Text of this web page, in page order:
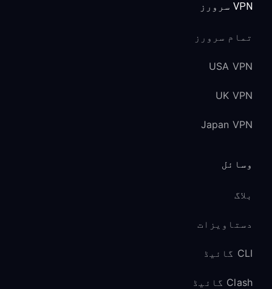
VPN سرورز
تمام سرورز
USA VPN
UK VPN
Japan VPN
وسائل
بلاگ
دستاویزات
CLI گائیڈ
Clash گائیڈ